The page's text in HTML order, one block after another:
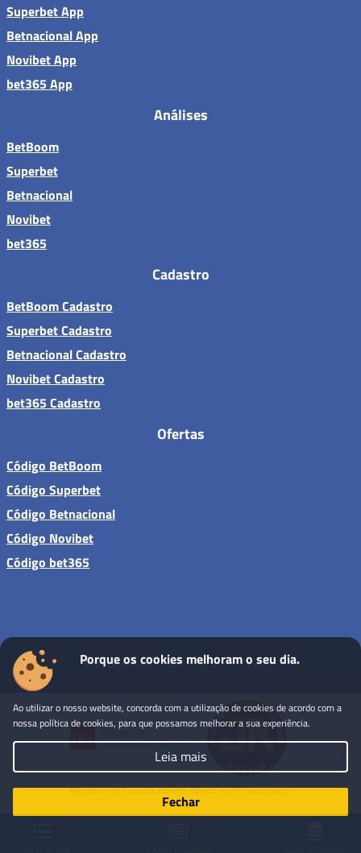
Superbet App
Betnacional App
Novibet App
bet365 App
Análises
BetBoom
Superbet
Betnacional
Novibet
bet365
Cadastro
BetBoom Cadastro
Superbet Cadastro
Betnacional Cadastro
Novibet Cadastro
bet365 Cadastro
Ofertas
Código BetBoom
Código Superbet
Código Betnacional
Código Novibet
Código bet365
Sites de apostas - Todos os direitos reservados
Porque os cookies melhoram o seu dia.
Ao utilizar o nosso website, concorda com a utilização de cookies de acordo com a
nossa política de cookies, para que possamos melhorar a sua experiência.
Leia mais
Fechar
Ministério da Fazenda adverte: Aposta não é investimento